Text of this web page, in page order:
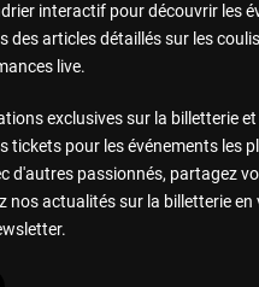
interactif pour découvrir les
des articles détaillés sur les
live.
exclusives sur la billetterie
tickets pour les événements les
d'autres passionnés, partagez
nos actualités sur la billetterie en